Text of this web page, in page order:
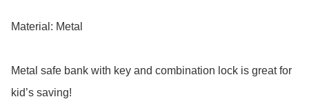
Material: Metal
Metal safe bank with key and combination lock is great for
kid’s saving!